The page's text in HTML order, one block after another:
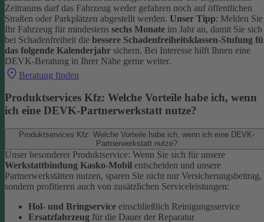
Zeitraums darf das Fahrzeug weder gefahren noch auf öffentlichen
Straßen oder Parkplätzen abgestellt werden. Unser Tipp: Melden Sie
Ihr Fahrzeug für mindestens sechs Monate im Jahr an, damit Sie sich
bei Schadenfreiheit die bessere Schadenfreiheitsklassen-Stufung
das folgende Kalenderjahr sichern. Bei Interesse hilft Ihnen eine
DEVK-Beratung in Ihrer Nähe gerne weiter.
Beratung finden
Produktservices Kfz: Welche Vorteile habe ich, wenn
ich eine DEVK-Partnerwerkstatt nutze?
Produktservices Kfz: Welche Vorteile habe ich, wenn ich eine DEVK-
Partnerwerkstatt nutze?
Unser besonderer Produktservice: Wenn Sie sich für unsere
Werkstattbindung Kasko-Mobil entscheiden und unsere
Partnerwerkstätten nutzen, sparen Sie nicht nur Versicherungsbeitrag,
sondern profitieren auch von zusätzlichen Serviceleistungen:
Hol- und Bringservice einschließlich Reinigungsservice
Ersatzfahrzeug für die Dauer der Reparatur